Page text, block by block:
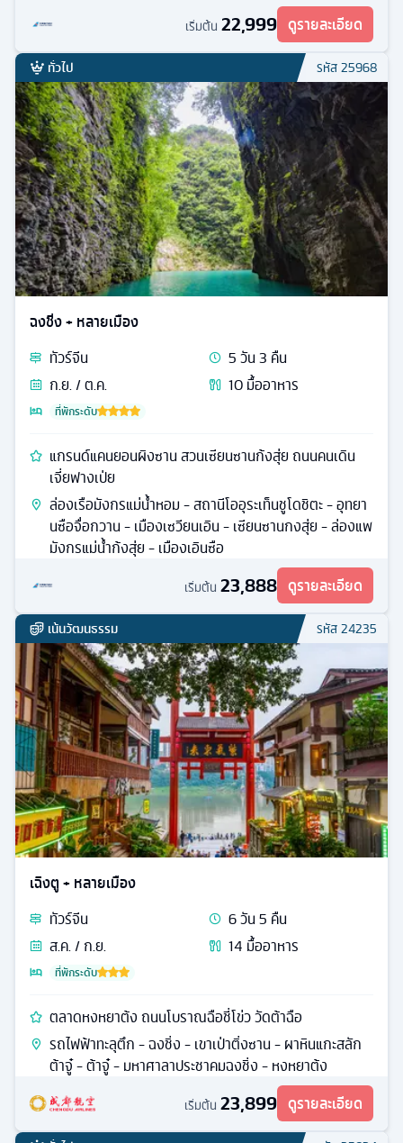
เริ่มต้น 22,999 ดูรายละเอียด
ทั่วไป รหัส25968
ฉงชิ่ง + หลายเมือง
ทัวร์จีน 5วัน3 คืน
ก.ย. / ต.ค.
10มื้ออาหาร
ที่พักระดับ
แกรนด์แคนยอนผิงซาน สวนเซียนซานก้งสุ่ย ถนนคนเดิน
เจี่ยฟางเป่ย
ล่องเรือมังกรแม่น้ำหอม - สถานีโออุระเท็นชูโดชิตะ - อุทยา
นซือจื่อกวาน - เมืองเซวียนเอิน - เซียนซานกงสุ่ย - ล่องแพ
มังกรแม่น้ำก้งสุ่ย - เมืองเอินซือ
เริ่มต้น 23,888 ดูรายละเอียด
เน้นวัฒนธรรม รหัส24235
เฉิงตู + หลายเมือง
ทัวร์จีน 6วัน5 คืน
ส.ค. / ก.ย.
14 มื้ออาหาร
ที่พักระดับ
ตลาดหงหยาต้ง ถนนโบราณฉือชี่โข่ว วัดต้าฉือ
รถไฟฟ้าทะลุตึก - ฉงชิ่ง - เขาเป่าติ่งซาน - ผาหินแกะสลัก
ต้าจู๋ - ต้าจู๋ - มหาศาลาประชาคมฉงชิ่ง - หงหยาต้ง
เริ่มต้น 23,899 ดูรายละเอียด